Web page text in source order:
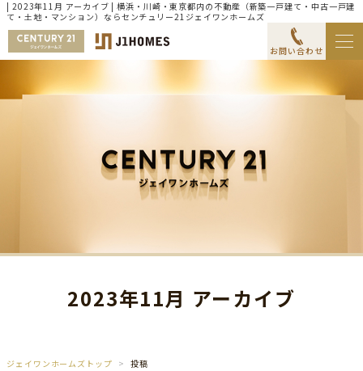
| 2023年11月 アーカイブ | 横浜・川崎・東京都内の不動産（新築一戸建て・中古一戸建
て・土地・マンション）ならセンチュリー21ジェイワンホームズ
お問い合わせ
2023年11月 アーカイブ
ジェイワンホームズトップ 投稿